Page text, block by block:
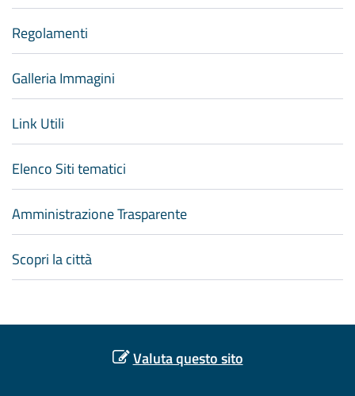
Regolamenti
Galleria Immagini
Link Utili
Elenco Siti tematici
Amministrazione Trasparente
Scopri la città
Valuta questo sito